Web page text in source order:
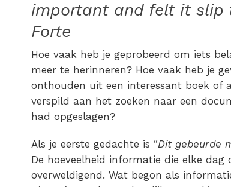
important and felt it slip
Forte
Hoe vaak heb je geprobeerd om iets
meer te herinneren? Hoe vaak heb je
onthouden uit een interessant boek of
verspild aan het zoeken naar een
had opgeslagen?
Als je eerste gedachte is “Dit gebeurde
De hoeveelheid informatie die elke
overweldigend. Wat begon als